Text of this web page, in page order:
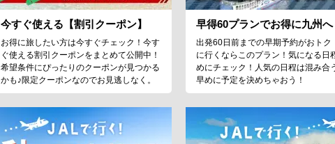
今すぐ使える【割引クーポン】
お得に旅したい方は今すぐチェック！今す
ぐ使える割引クーポンをまとめて公開中！
希望条件にぴったりのクーポンが見つかる
かも♪限定クーポンなのでお見逃しなく。
早得60プランでお得に九州へ
出発60日前までの早期予約がおトク
に行くならこのプラン！気になる日
めにチェック！人気の日程は混み合
早めに予定を決めちゃおう！